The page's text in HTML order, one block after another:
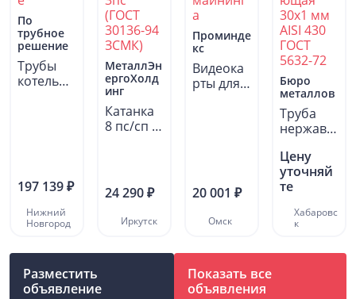
По
трубное
решение
Трубы
котельны
197 139 ₽
Нижний
Новгород
МеталлЭн
ергоХолд
инг
Катанка
8 пс/сп т
94...
24 290 ₽
Иркутск
Проминде
кс
Видеока
рты для
20 001 ₽
Омск
Бюро
металлов
Труба
нержаве
30х1 мм
AISI 430...
Цену
уточняй
те
Хабаровс
к
Разместить
объявление
Показать все
объявления